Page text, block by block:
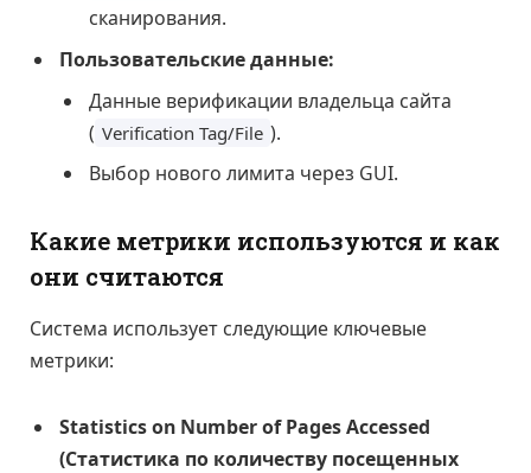
сканирования.
Пользовательские данные:
Данные верификации владельца сайта
( Verification Tag/File ).
Выбор нового лимита через GUI.
Какие метрики используются и как
они считаются
Система использует следующие ключевые
метрики:
Statistics on Number of Pages Accessed
(Статистика по количеству посещенных